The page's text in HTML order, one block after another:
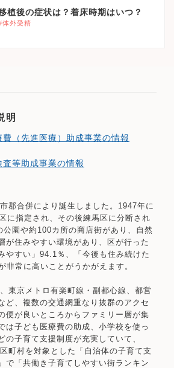
植後の症状は？着床時期はいつ？
体外受精
明
（先進医療）助成事業の情報
等助成事業の情報
郡合併により誕生しました。1947年に
に指定され、その後練馬区に分断され
公園や約100カ所の商店街があり、自然
が住みやすい環境があり、区が行った
やすい」94.1％、「今後も住み続けた
非常に高いことがうかがえます。
東京メトロ有楽町線・副都心線、都営
ど、複数の交通網重なり抜群のアクセ
便が良いところからファミリー層が集
は子ども医療費の助成、小学校を使っ
の子育て支援制度が充実していて、
町村を対象とした「自治体の子育て支
で「共働き子育てしやすい街ランキン